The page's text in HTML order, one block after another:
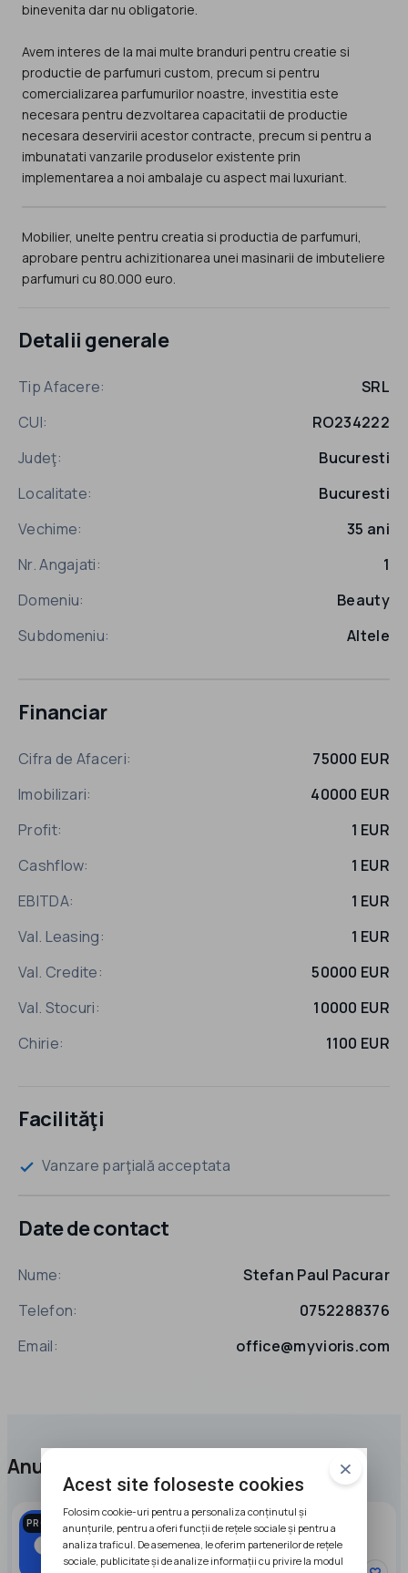
binevenita dar nu obligatorie.
Avem interes de la mai multe branduri pentru creatie si
productie de parfumuri custom, precum si pentru
comercializarea parfumurilor noastre, investitia este
necesara pentru dezvoltarea capacitatii de productie
necesara deservirii acestor contracte, precum si pentru a
imbunatati vanzarile produselor existente prin
implementarea a noi ambalaje cu aspect mai luxuriant.
Mobilier, unelte pentru creatia si productia de parfumuri,
aprobare pentru achizitionarea unei masinarii de imbuteliere
parfumuri cu 80.000 euro.
Detalii generale
Tip Afacere:
SRL
CUI:
RO234222
Judeţ:
Bucuresti
Localitate:
Bucuresti
Vechime:
35 ani
Nr. Angajati:
1
Domeniu:
Beauty
Subdomeniu:
Altele
Financiar
Cifra de Afaceri:
75000 EUR
Imobilizari:
40000 EUR
Profit:
1 EUR
Cashflow:
1 EUR
EBITDA:
1 EUR
Val. Leasing:
1 EUR
Val. Credite:
50000 EUR
Val. Stocuri:
10000 EUR
Chirie:
1100 EUR
Facilităţi
check Vanzare parţială acceptata
Date de contact
Nume:
Stefan Paul Pacurar
Telefon:
0752288376
Email:
office@myvioris.com
Anunțuri promovate
PROMOVAT Vand stoc de marfa magazin mobila
20000 EUR
Acest site foloseste cookies
Folosim cookie-uri pentru a personaliza conținutul și
anunțurile, pentru a oferi funcții de rețele sociale și pentru a
analiza traficul. De asemenea, le oferim partenerilor de rețele
sociale, publicitate și de analize informații cu privire la modul